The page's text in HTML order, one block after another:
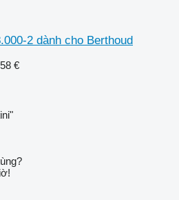
2 dành cho Berthoud
€